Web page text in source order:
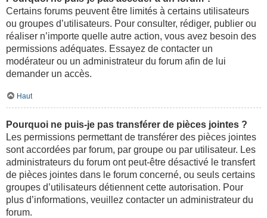
Certains forums peuvent être limités à certains utilisateurs
ou groupes d’utilisateurs. Pour consulter, rédiger, publier ou
réaliser n’importe quelle autre action, vous avez besoin des
permissions adéquates. Essayez de contacter un
modérateur ou un administrateur du forum afin de lui
demander un accès.
Haut
Pourquoi ne puis-je pas transférer de pièces jointes ?
Les permissions permettant de transférer des pièces jointes
sont accordées par forum, par groupe ou par utilisateur. Les
administrateurs du forum ont peut-être désactivé le transfert
de pièces jointes dans le forum concerné, ou seuls certains
groupes d’utilisateurs détiennent cette autorisation. Pour
plus d’informations, veuillez contacter un administrateur du
forum.